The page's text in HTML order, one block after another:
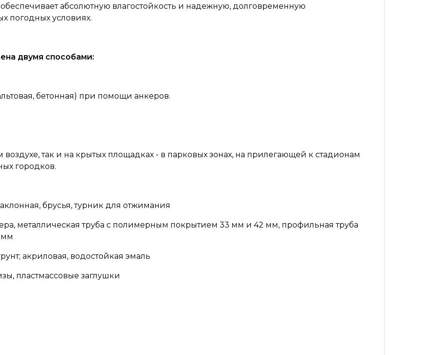
абсолютную влагостойкость и надежную, долговременную
погодных условиях.
двумя способами:
бетонная) при помощи анкеров.
воздухе, так и на крытых площадках - в парковых зонах, на прилегающей к стадионам
городков.
брусья, турник для отжимания
металлическая труба с полимерным покрытием 33 мм и 42 мм, профильная труба
мм
акриловая, водостойкая эмаль
пластмассовые заглушки